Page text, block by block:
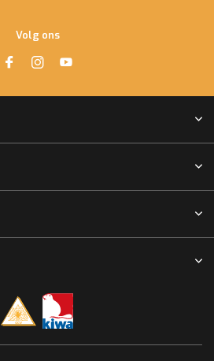
Volg ons